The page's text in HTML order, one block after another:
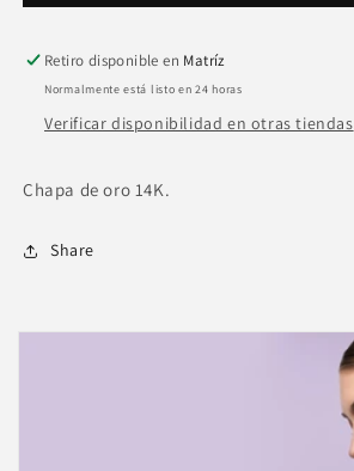
hamsa
hamsa
Retiro disponible en Matríz
Normalmente está listo en 24 horas
Verificar disponibilidad en otras tiendas
Chapa de oro 14K.
Share